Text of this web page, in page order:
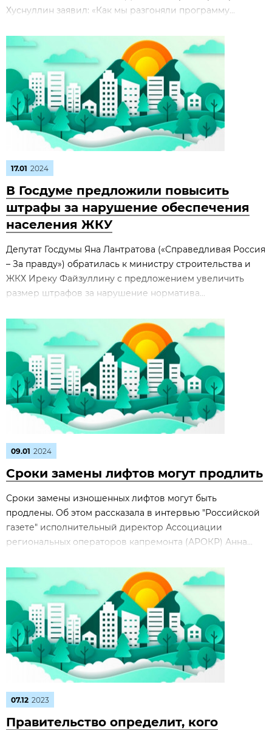
Хуснуллин заявил: «Как мы разгоняли программу...
17.01 2024
В Госдуме предложили повысить
штрафы за нарушение обеспечения
населения ЖКУ
Депутат Госдумы Яна Лантратова («Справедливая Россия
– За правду») обратилась к министру строительства и
ЖКХ Иреку Файзуллину с предложением увеличить
размер штрафов за нарушение норматива...
09.01 2024
Сроки замены лифтов могут продлить
Сроки замены изношенных лифтов могут быть
продлены. Об этом рассказала в интервью "Российской
газете" исполнительный директор Ассоциации
региональных операторов капремонта (АРОКР) Анна...
07.12 2023
Правительство определит, кого